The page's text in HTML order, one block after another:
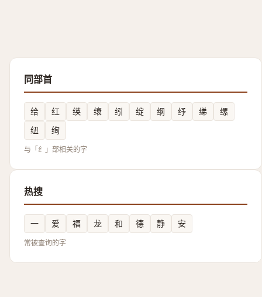
同部首
给 红 绬 缞 纼 绽 纲 纾 绨
缧
纽
绚
与「纟」部相关的字
热搜
一 爱 福 龙 和 德 静 安
常被查询的字